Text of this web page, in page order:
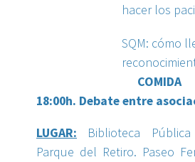
hacer los
SQM: cómo
COMIDA
18:00h. Debate entre
LUGAR: Biblioteca
Parque del Retiro. Paseo